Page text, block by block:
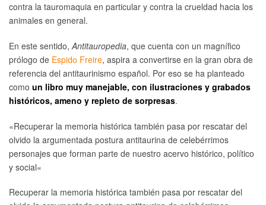
contra la tauromaquia en particular y contra la crueldad hacia los
animales en general.
En este sentido, Antitauropedia, que cuenta con un magnífico
prólogo de Espido Freire, aspira a convertirse en la gran obra de
referencia del antitaurinismo español. Por eso se ha planteado
como un libro muy manejable, con ilustraciones y grabados
históricos, ameno y repleto de sorpresas.
«Recuperar la memoria histórica también pasa por rescatar del
olvido la argumentada postura antitaurina de celebérrimos
personajes que forman parte de nuestro acervo histórico, político
y social«
Recuperar la memoria histórica también pasa por rescatar del